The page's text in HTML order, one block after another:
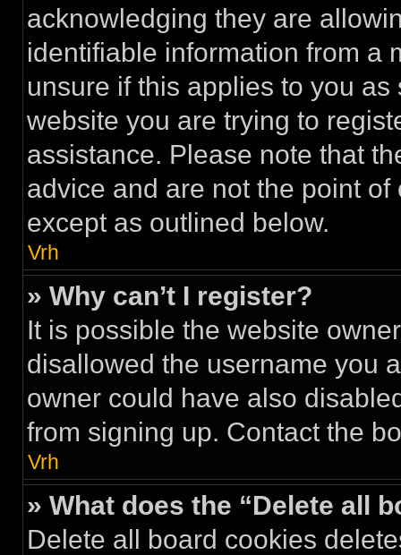
acknowledging they are
identifiable information from a
unsure if this applies to you
website you are trying to
assistance. Please note that
advice and are not the point
except as outlined below.
Vrh
» Why can’t I register?
It is possible the website
disallowed the username you
owner could have also
from signing up. Contact the
Vrh
» What does the “Delete all
Delete all board cookies